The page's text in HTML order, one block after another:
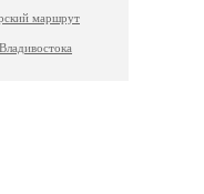
маршрут